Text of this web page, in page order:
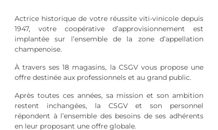
Actrice historique de votre réussite viti-vinicole depuis
1947, votre coopérative d’approvisionnement est
implantée sur l’ensemble de la zone d’appellation
champenoise.
À travers ses 18 magasins, la CSGV vous propose une
offre destinée aux professionnels et au grand public.
Après toutes ces années, sa mission et son ambition
restent inchangées, la CSGV et son personnel
répondent à l’ensemble des besoins de ses adhérents
en leur proposant une offre globale.